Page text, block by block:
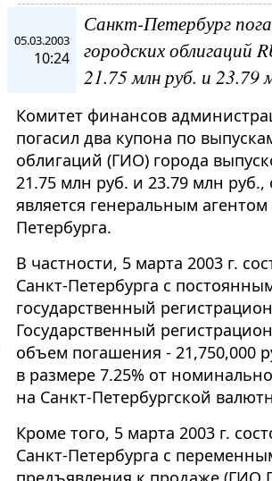
05.03.2003
10:24
Санкт-Петербург
городских облигаций
21.75 млн руб. и 23.79
Комитет финансов
погасил два купона по
облигаций (ГИО) города
21.75 млн руб. и 23.79 млн
является генеральным
Петербурга.
В частности, 5 марта 2003 г.
Санкт-Петербурга с
государственный
Государственный
объем погашения - 21,750,000
в размере 7.25% от
на Санкт-Петербургской
Кроме того, 5 марта 2003 г.
Санкт-Петербурга с